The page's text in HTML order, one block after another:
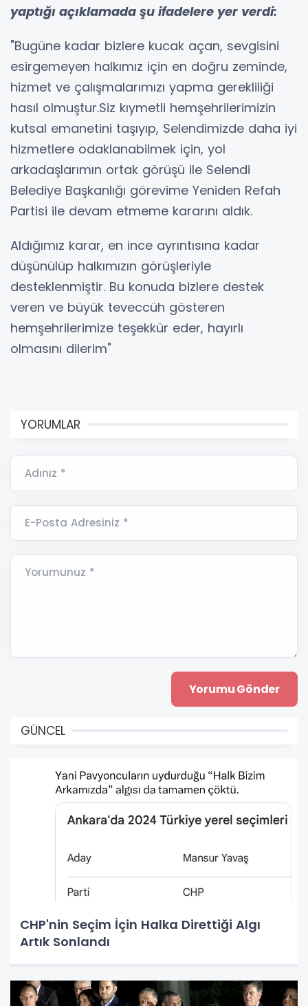
yaptığı açıklamada şu ifadelere yer verdi:
"Bugüne kadar bizlere kucak açan, sevgisini
esirgemeyen halkımız için en doğru zeminde,
hizmet ve çalışmalarımızı yapma gerekliliği
hasıl olmuştur.Siz kıymetli hemşehrilerimizin
kutsal emanetini taşıyıp, Selendimizde daha iyi
hizmetlere odaklanabilmek için, yol
arkadaşlarımın ortak görüşü ile Selendi
Belediye Başkanlığı görevime Yeniden Refah
Partisi ile devam etmeme kararını aldık.
Aldığımız karar, en ince ayrıntısına kadar
düşünülüp halkımızın görüşleriyle
desteklenmiştir. Bu konuda bizlere destek
veren ve büyük teveccüh gösteren
hemşehrilerimize teşekkür eder, hayırlı
olmasını dilerim"
YORUMLAR
Adınız *
E-Posta Adresiniz *
Yorumunuz *
GÜNCEL
CHP'nin Seçim İçin Halka Direttiği Algı
Artık Sonlandı